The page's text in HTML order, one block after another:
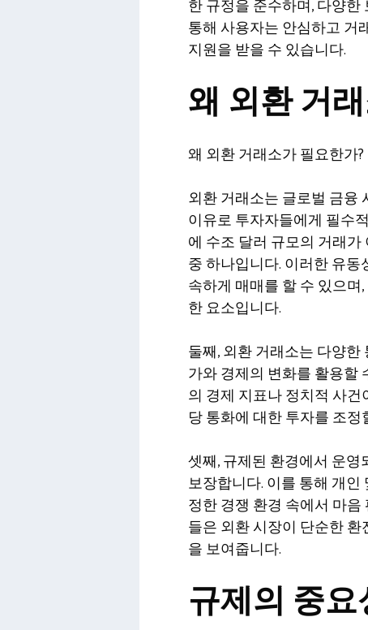
한 규정을 준수하며, 다양
통해 사용자는 안심하고 거
지원을 받을 수 있습니다.
왜 외환 거
왜 외환 거래소가 필요한가?
외환 거래소는 글로벌 금융
이유로 투자자들에게 필수
에 수조 달러 규모의 거래
중 하나입니다. 이러한 유
속하게 매매를 할 수 있으
한 요소입니다.
둘째, 외환 거래소는 다양
가와 경제의 변화를 활용할
의 경제 지표나 정치적 사
당 통화에 대한 투자를 조정
셋째, 규제된 환경에서 운
보장합니다. 이를 통해 개
정한 경쟁 환경 속에서 마
들은 외환 시장이 단순한
을 보여줍니다.
규제의 중요